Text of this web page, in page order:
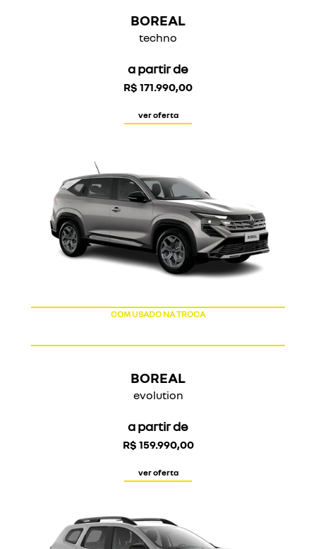
BOREAL
techno
a partir de
R$ 171.990,00
ver oferta
BOREAL
evolution
COM USADO NA TROCA
a partir de
R$ 159.990,00
ver oferta